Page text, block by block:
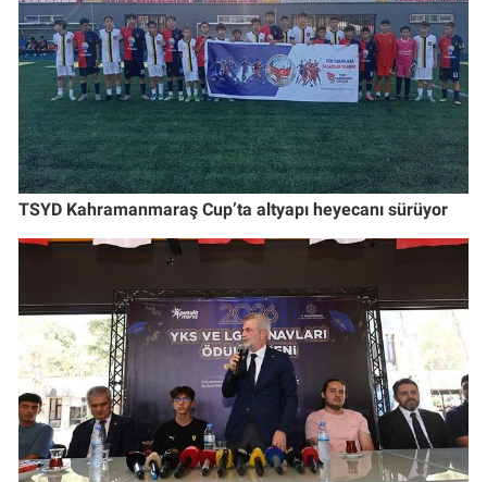
TSYD Kahramanmaraş Cup’ta altyapı heyecanı sürüyor